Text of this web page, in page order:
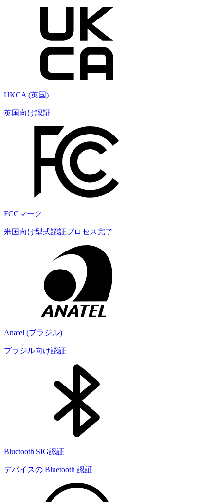
UKCA (英国)
英国向け認証
FCCマーク
米国向け型式認証プロセス完了
Anatel (ブラジル)
ブラジル向け認証
Bluetooth SIG認証
デバイスの Bluetooth 認証